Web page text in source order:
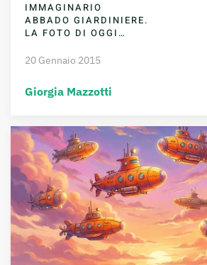
IMMAGINARIO
ABBADO GIARDINIERE.
LA FOTO DI OGGI…
20 Gennaio 2015
Giorgia Mazzotti